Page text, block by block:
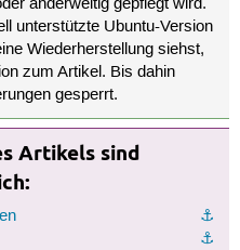
anderweitig gepflegt wird.
unterstützte Ubuntu-Version
Wiederherstellung siehst,
zum Artikel. Bis dahin
gesperrt.
Artikels sind
⚓︎
⚓︎